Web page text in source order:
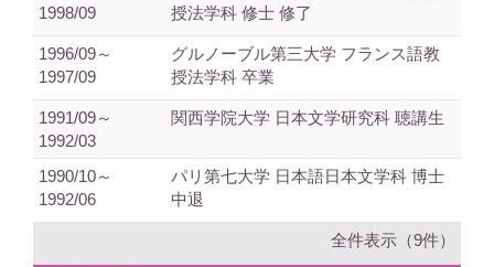
1998/09
授法学科 修士 修了
1996/09～
1997/09
グルノーブル第三大学 フランス語教
授法学科 卒業
1991/09～
1992/03
関西学院大学 日本文学研究科 聴講生
1990/10～
1992/06
パリ第七大学 日本語日本文学科 博士
中退
全件表示（9件）